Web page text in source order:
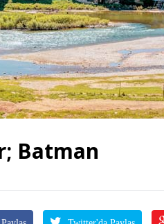
Batman